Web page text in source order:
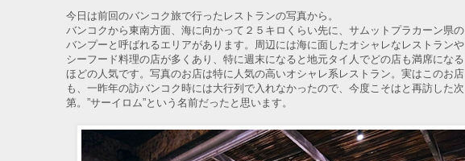
今日は前回のバンコク旅で行ったレストランの写真から。
バンコクから東南方面、海に向かって２５キロくらい先に、サムットプラカーン県の
バンプーと呼ばれるエリアがあります。周辺には海に面したオシャレなレストランや
シーフード料理の店が多くあり、特に週末になると地元タイ人でどの店も満席になる
ほどの人気です。写真のお店は特に人気の高いオシャレ系レストラン。実はこのお店
も、一昨年の訪バンコク時には大行列で入れなかったので、今度こそはと再訪した次
第。”サーイロム”という名前だったと思います。